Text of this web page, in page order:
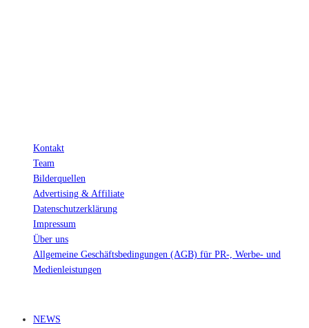
Kontakt
Team
Bilderquellen
Advertising & Affiliate
Datenschutzerklärung
Impressum
Über uns
Allgemeine Geschäftsbedingungen (AGB) für PR-, Werbe- und
Medienleistungen
NEWS